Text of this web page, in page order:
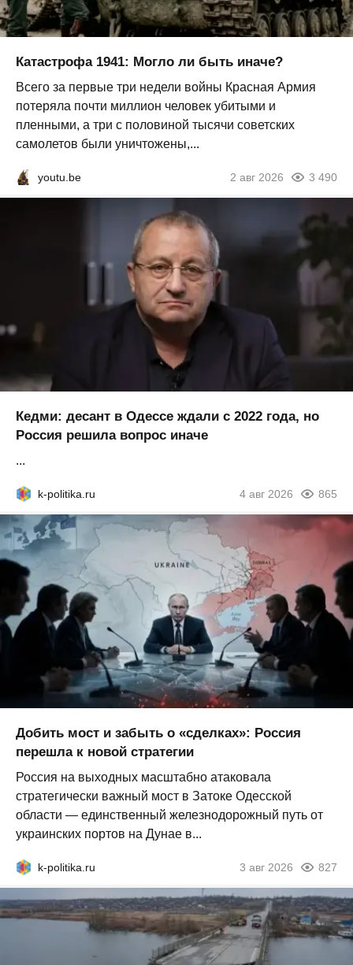
Катастрофа 1941: Могло ли быть иначе?
Всего за первые три недели войны Красная Армия
потеряла почти миллион человек убитыми и
пленными, а три с половиной тысячи советских
самолетов были уничтожены,...
youtu.be 2 авг 2026 3 490
Кедми: десант в Одессе ждали с 2022 года, но
Россия решила вопрос иначе
...
k-politika.ru 4 авг 2026 865
Добить мост и забыть о «сделках»: Россия
перешла к новой стратегии
Россия на выходных масштабно атаковала
стратегически важный мост в Затоке Одесской
области — единственный железнодорожный путь от
украинских портов на Дунае в...
k-politika.ru 3 авг 2026 827